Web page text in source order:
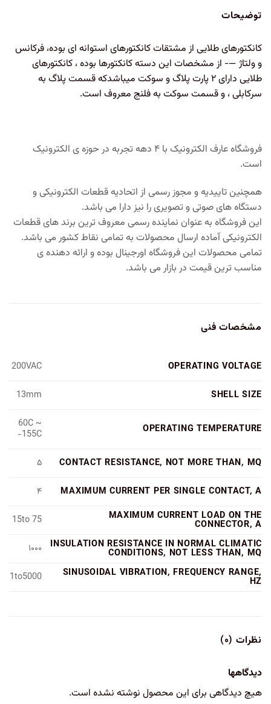
توضیحات
کانکتورهای طلایی از مشتقات کانکتورهای استوانه ای بوده، فرکانس
و ولتاژ —- از مشخصات این دسته کانکتورها بوده ، کانکتورهای
طلایی دارای ۲ پارت پلاگ و سوکت میباشدکه قسمت پلاگ به
سرکابلی ، و قسمت سوکت به فلنج معروف است.
فروشگاه عارف الکترونیک با ۴ دهه تجربه در حوزه ی الکترونیک
است.
همچنین تاییدیه و مجوز رسمی از اتحادیه قطعات الکترونیکی و
دستگاه های صوتی و تصویری را نیز دارا می باشد.
این فروشگاه به عنوان نماینده رسمی معروف ترین برند های قطعات
الکترونیکی آماده ارسال محصولات به تمامی نقاط کشور می باشد.
تمامی محصولات این فروشگاه اورجینال بوده و ارائه دهنده ی
مناسب ترین قیمت در بازار می باشد.
مشخصات فنی
OPERATING VOLTAGE
200VAC
SHELL SIZE
13mm
OPERATING TEMPERATURE
60C ~
155C-
CONTACT RESISTANCE, NOT MORE THAN, MQ ۵
MAXIMUM CURRENT PER SINGLE CONTACT, A
۴
MAXIMUM CURRENT LOAD ON THE
CONNECTOR, A
15to 75
INSULATION RESISTANCE IN NORMAL CLIMATIC
CONDITIONS, NOT LESS THAN, MQ
۱۰۰۰
SINUSOIDAL VIBRATION, FREQUENCY RANGE,
HZ
1to5000
نظرات (۰)
دیدگاهها
هیچ دیدگاهی برای این محصول نوشته نشده است.